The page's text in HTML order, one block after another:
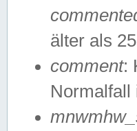
älter als
comment:
Normalfall